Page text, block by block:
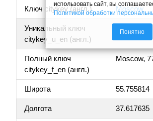
Ключ citykey (англ.) Moscow
Уникальный ключ
citykey_u_en (англ.)
Moscow
Полный ключ
citykey_f_en (англ.)
Moscow,
Широта 55.755814
Долгота 37.617635
использовать сайт, вы
Политикой обработки
Понятно